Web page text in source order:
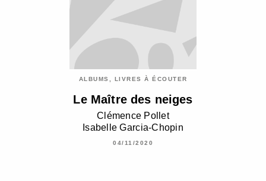
ALBUMS, LIVRES À ÉCOUTER
Le Maître des neiges
Clémence Pollet
Isabelle Garcia-Chopin
04/11/2020